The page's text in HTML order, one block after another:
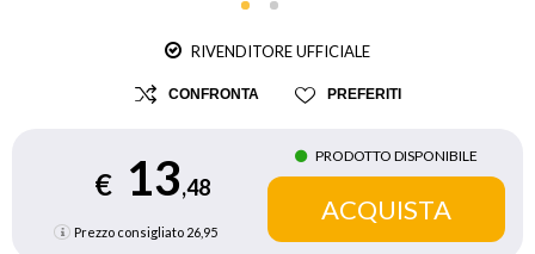
RIVENDITORE UFFICIALE
CONFRONTA PREFERITI
€ 13,48
Prezzo consigliato 26,95
PRODOTTO DISPONIBILE